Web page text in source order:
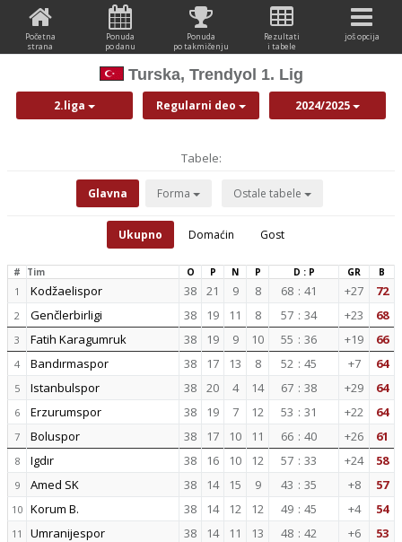
Početna
strana
Ponuda
po danu
Ponuda
po takmičenju
Rezultati
i tabele
još opcija
Turska, Trendyol 1. Lig
2.liga Regularni deo 2024/2025
Tabele:
Glavna Forma Ostale tabele
Ukupno Domaćin Gost
# Tim O P N P D : P GR B
1 Kodžaelispor 38 21 9 8 68 : 41 +27 72
2 Genčlerbirligi 38 19 11 8 57 : 34 +23 68
3 Fatih Karagumruk 38 19 9 10 55 : 36 +19 66
4 Bandırmaspor 38 17 13 8 52 : 45 +7 64
5 Istanbulspor 38 20 4 14 67 : 38 +29 64
6 Erzurumspor 38 19 7 12 53 : 31 +22 64
7 Boluspor 38 17 10 11 66 : 40 +26 61
8 Igdır 38 16 10 12 57 : 33 +24 58
9 Amed SK 38 14 15 9 43 : 35 +8 57
10 Korum B. 38 14 12 12 49 : 45 +4 54
11 Umranijespor 38 14 11 13 48 : 42 +6 53